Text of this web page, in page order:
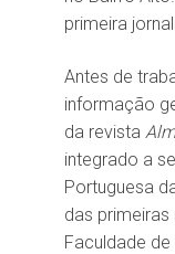
primeira
Antes de
informação
da revista
integrado a
Portuguesa
das primeiras
Faculdade